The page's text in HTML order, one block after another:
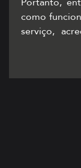
como
serviço,